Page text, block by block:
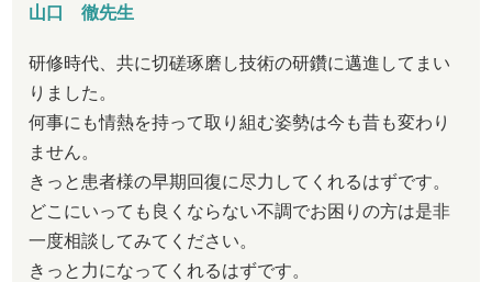
山口 徹先生
研修時代、共に切磋琢磨し技術の研鑽に邁進してまい
りました。
何事にも情熱を持って取り組む姿勢は今も昔も変わり
ません。
きっと患者様の早期回復に尽力してくれるはずです。
どこにいっても良くならない不調でお困りの方は是非
一度相談してみてください。
きっと力になってくれるはずです。